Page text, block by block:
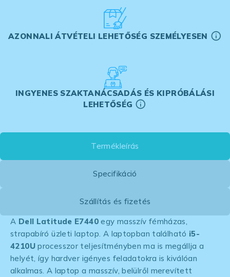
AZONNALI ÁTVÉTELI LEHETŐSÉG SZEMÉLYESEN
INGYENES SZAKTANÁCSADÁS ÉS KIPRÓBÁLÁSI
LEHETŐSÉG
Termékleírás
Specifikáció
Szállítás és fizetés
A Dell Latitude E7440egy masszív fémházas,
strapabíró üzleti laptop. A laptopban található i5-
4210Uprocesszor teljesítményben ma is megállja a
helyét, így hardver igényes feladatokra is kiválóan
alkalmas. A laptop a masszív, belülről merevített